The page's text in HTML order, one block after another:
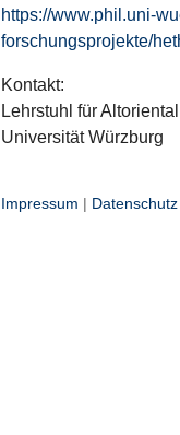
https://www.phil.uni-
forschungsprojekte/
Kontakt:
Lehrstuhl für
Universität Würzburg
Impressum | Datenschutz